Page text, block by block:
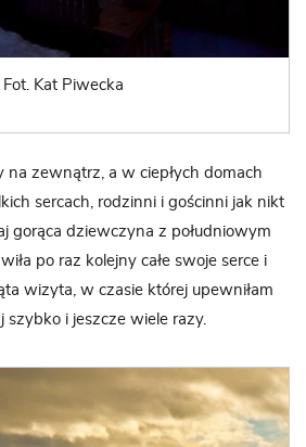
Fot. Kat Piwecka
na zewnątrz, a w ciepłych domach
sercach, rodzinni i gościnni jak nikt
gorąca dziewczyna z południowym
po raz kolejny całe swoje serce i
wizyta, w czasie której upewniłam
szybko i jeszcze wiele razy.